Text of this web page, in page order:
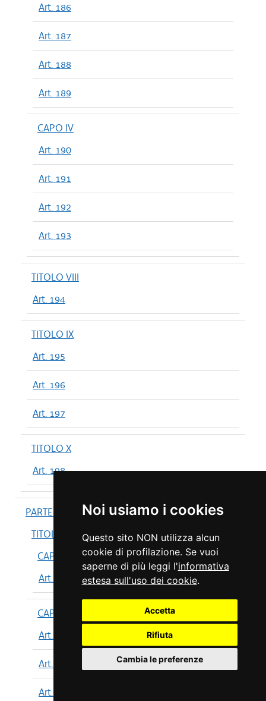
Noi usiamo i cookies
Questo sito NON utilizza alcun
cookie di profilazione. Se vuoi
saperne di più leggi l'informativa
estesa sull'uso dei cookie.
Accetta
Rifiuta
Cambia le preferenze
Art. 186
Art. 187
Art. 188
Art. 189
CAPO IV
Art. 190
Art. 191
Art. 192
Art. 193
TITOLO VIII
Art. 194
TITOLO IX
Art. 195
Art. 196
Art. 197
TITOLO X
Art. 198
PARTE IV
TITOLO I
CAPO I
Art. 199
CAPO II
Art. 200
Art. 201
Art. 202